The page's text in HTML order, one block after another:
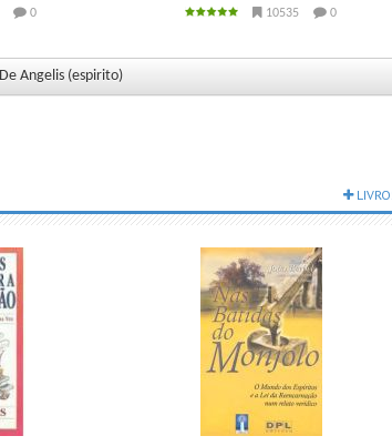
0 10535 0
Angelis (espirito)